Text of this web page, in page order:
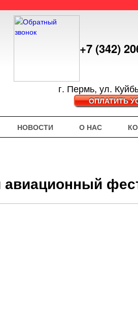
+7 (342)
г. Пермь, ул.
ОПЛАТИТЬ
НОВОСТИ О НАС